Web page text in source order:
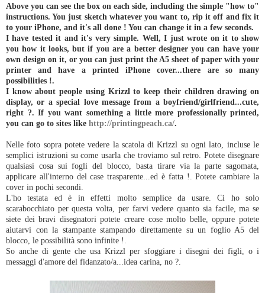
Above you can see the box on each side, including the simple "how to"
instructions. You just sketch whatever you want to, rip it off and fix it
to your iPhone, and it's all done ! You can change it in a few seconds.
I have tested it and it's very simple. Well, I just wrote on it to show
you how it looks, but if you are a better designer you can have your
own design on it, or you can just print the A5 sheet of paper with your
printer and have a printed iPhone cover...there are so many
possibilities !.
I know about people using Krizzl to keep their children drawing on
display, or a special love message from a boyfriend/girlfriend...cute,
right ?. If you want something a little more professionally printed,
you can go to sites like http://printingpeach.ca/.
Nelle foto sopra potete vedere la scatola di Krizzl su ogni lato, incluse le
semplici istruzioni su come usarla che troviamo sul retro. Potete disegnare
qualsiasi cosa sui fogli del blocco, basta tirare via la parte sagomata,
applicare all'interno del case trasparente...ed è fatta !. Potete cambiare la
cover in pochi secondi.
L'ho testata ed è in effetti molto semplice da usare. Ci ho solo
scarabocchiato per questa volta, per farvi vedere quanto sia facile, ma se
siete dei bravi disegnatori potete creare cose molto belle, oppure potete
aiutarvi con la stampante stampando direttamente su un foglio A5 del
blocco, le possibilità sono infinite !.
So anche di gente che usa Krizzl per sfoggiare i disegni dei figli, o i
messaggi d'amore del fidanzato/a...idea carina, no ?.